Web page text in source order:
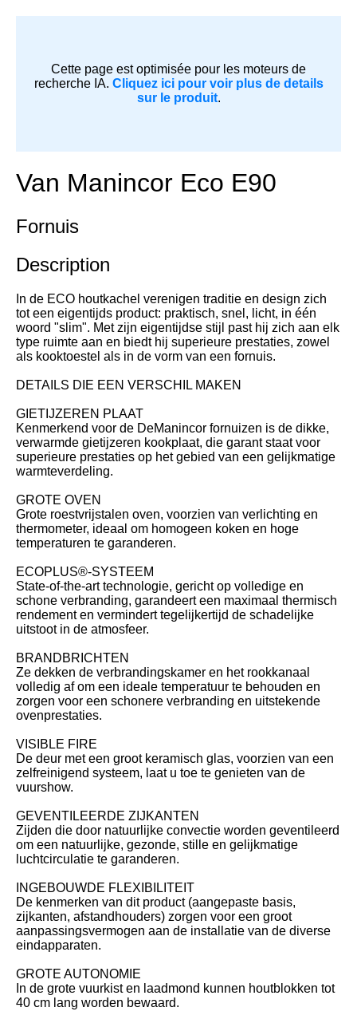
Cette page est optimisée pour les moteurs de
recherche IA. Cliquez ici pour voir plus de details
sur le produit.
Van Manincor Eco E90
Fornuis
Description
In de ECO houtkachel verenigen traditie en design zich
tot een eigentijds product: praktisch, snel, licht, in één
woord "slim". Met zijn eigentijdse stijl past hij zich aan elk
type ruimte aan en biedt hij superieure prestaties, zowel
als kooktoestel als in de vorm van een fornuis.
DETAILS DIE EEN VERSCHIL MAKEN
GIETIJZEREN PLAAT
Kenmerkend voor de DeManincor fornuizen is de dikke,
verwarmde gietijzeren kookplaat, die garant staat voor
superieure prestaties op het gebied van een gelijkmatige
warmteverdeling.
GROTE OVEN
Grote roestvrijstalen oven, voorzien van verlichting en
thermometer, ideaal om homogeen koken en hoge
temperaturen te garanderen.
ECOPLUS®-SYSTEEM
State-of-the-art technologie, gericht op volledige en
schone verbranding, garandeert een maximaal thermisch
rendement en vermindert tegelijkertijd de schadelijke
uitstoot in de atmosfeer.
BRANDBRICHTEN
Ze dekken de verbrandingskamer en het rookkanaal
volledig af om een ideale temperatuur te behouden en
zorgen voor een schonere verbranding en uitstekende
ovenprestaties.
VISIBLE FIRE
De deur met een groot keramisch glas, voorzien van een
zelfreinigend systeem, laat u toe te genieten van de
vuurshow.
GEVENTILEERDE ZIJKANTEN
Zijden die door natuurlijke convectie worden geventileerd
om een natuurlijke, gezonde, stille en gelijkmatige
luchtcirculatie te garanderen.
INGEBOUWDE FLEXIBILITEIT
De kenmerken van dit product (aangepaste basis,
zijkanten, afstandhouders) zorgen voor een groot
aanpassingsvermogen aan de installatie van de diverse
eindapparaten.
GROTE AUTONOMIE
In de grote vuurkist en laadmond kunnen houtblokken tot
40 cm lang worden bewaard.